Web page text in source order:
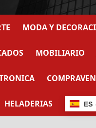
MODA Y
MOBILIARIO
HELADERIAS ES